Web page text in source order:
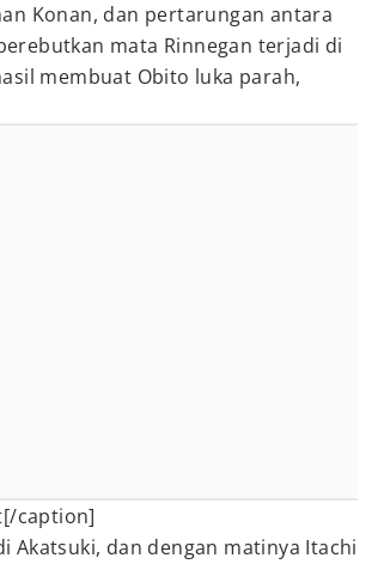
Konan, dan pertarungan antara
mata Rinnegan terjadi di
membuat Obito luka parah,
caption]
Akatsuki, dan dengan matinya Itachi